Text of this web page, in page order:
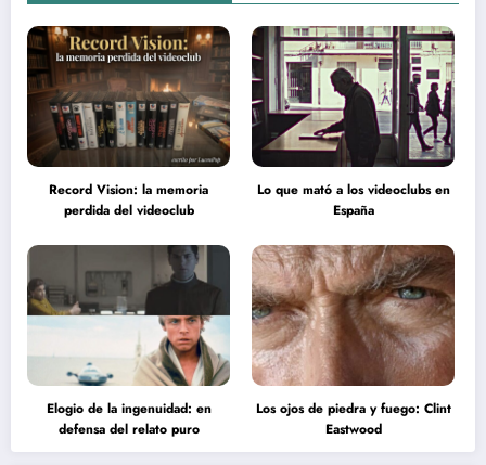
Record Vision: la memoria
perdida del videoclub
Lo que mató a los videoclubs en
España
Elogio de la ingenuidad: en
defensa del relato puro
Los ojos de piedra y fuego: Clint
Eastwood